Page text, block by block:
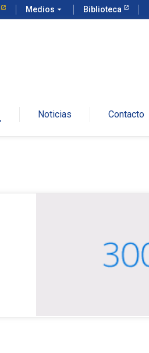
Medios arrow_drop_down Biblioteca
Noticias Contacto